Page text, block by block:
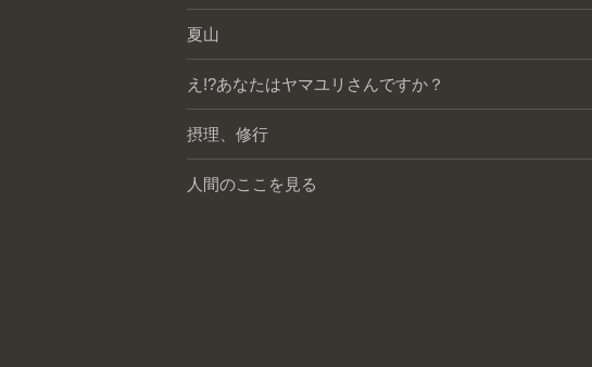
夏山
え!?あなたはヤマユリさんですか？
摂理、修行
人間のここを見る